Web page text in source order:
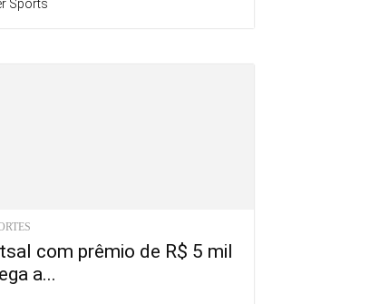
Sports
com prêmio de R$ 5 mil
a...